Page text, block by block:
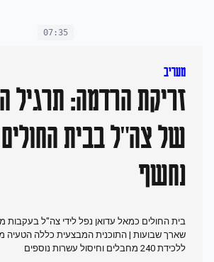
07:35
מעריב
זריקת הרדמה: תרגיל
של צה"ל בבית
נחשף
בית החולים כמאל עדואן נפל לידי צה"ל
שארך שבועות | התוכנית המבצעית כללה הטעיה
ללכידת 240 מחבלים וחיסול עשרות נוספים